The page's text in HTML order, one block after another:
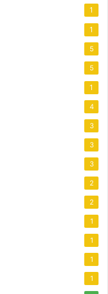
1
1
5
5
1
4
3
3
3
2
2
1
1
1
1